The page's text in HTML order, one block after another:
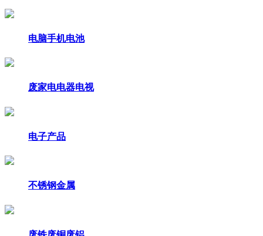
电脑手机电池
废家电电器电视
电子产品
不锈钢金属